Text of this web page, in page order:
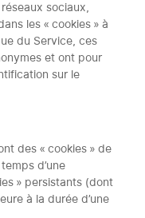
sociaux,
les « cookies » à
du Service, ces
et ont pour
sur le
des « cookies » de
d’une
» persistants (dont
à la durée d’une